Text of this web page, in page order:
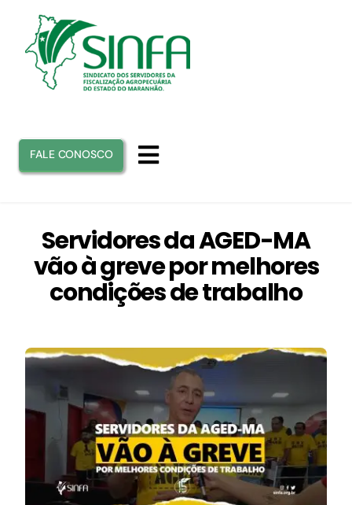
conteúdo
Toggle
SINFA
BOLETIM INFORMATIVO
NOTÍCIAS
BARREIRAS
FALE CONOSCO
Servidores da AGED-MA
vão à greve por melhores
condições de trabalho